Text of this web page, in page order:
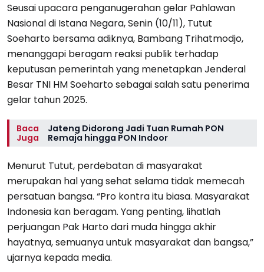
Seusai upacara penganugerahan gelar Pahlawan
Nasional di Istana Negara, Senin (10/11), Tutut
Soeharto bersama adiknya, Bambang Trihatmodjo,
menanggapi beragam reaksi publik terhadap
keputusan pemerintah yang menetapkan Jenderal
Besar TNI HM Soeharto sebagai salah satu penerima
gelar tahun 2025.
Baca
Juga
Jateng Didorong Jadi Tuan Rumah PON
Remaja hingga PON Indoor
Menurut Tutut, perdebatan di masyarakat
merupakan hal yang sehat selama tidak memecah
persatuan bangsa. “Pro kontra itu biasa. Masyarakat
Indonesia kan beragam. Yang penting, lihatlah
perjuangan Pak Harto dari muda hingga akhir
hayatnya, semuanya untuk masyarakat dan bangsa,”
ujarnya kepada media.